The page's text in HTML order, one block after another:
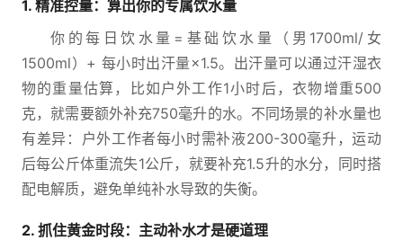
1. 精准控量：算出你的专属饮水量
你的每日饮水量=基础饮水量（男1700ml/女
1500ml）+ 每小时出汗量×1.5。出汗量可以通过汗湿衣
物的重量估算，比如户外工作1小时后，衣物增重500
克，就需要额外补充750毫升的水。不同场景的补水量也
有差异：户外工作者每小时需补液200-300毫升，运动
后每公斤体重流失1公斤，就要补充1.5升的水分，同时搭
配电解质，避免单纯补水导致的失衡。
2. 抓住黄金时段：主动补水才是硬道理